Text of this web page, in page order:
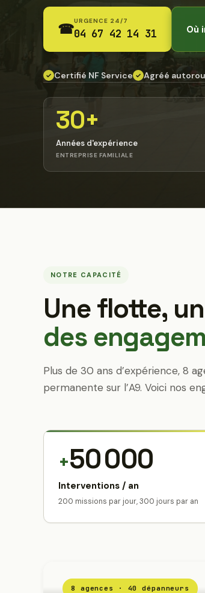
☎URGENCE 24/7
04 67 42 14 31 Où
✓ Certifié NF Service ✓ Agréé
30+
Années d'expérience
ENTREPRISE FAMILIALE
NOTRE CAPACITÉ
Une flotte,
des
Plus de 30 ans d’expérience, 8
permanente sur l’A9. Voici nos
+50 000
Interventions / an
200 missions par jour, 300 jours par an
8 agences · 40 dépanneurs